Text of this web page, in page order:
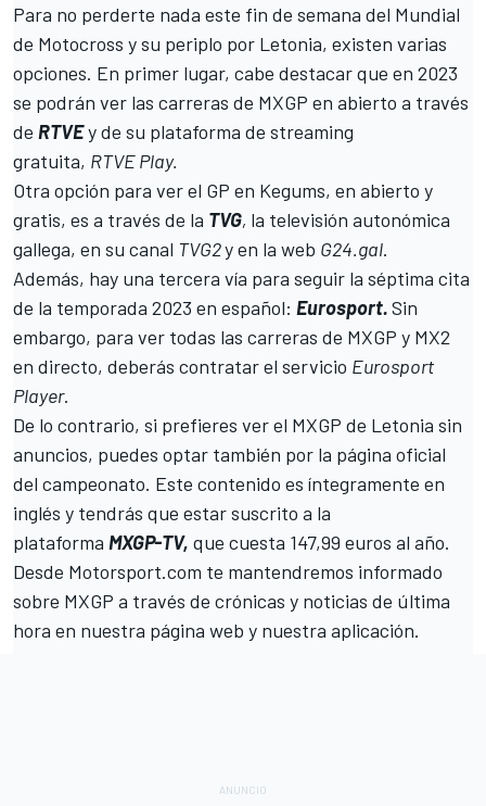
Para no perderte nada este fin de semana del Mundial
de Motocross y su periplo por Letonia, existen varias
opciones. En primer lugar, cabe destacar que en 2023
se podrán ver las carreras de MXGP en abierto a través
de RTVEy de su plataforma de streaming
gratuita, RTVE Play.
Otra opción para ver el GP en Kegums, en abierto y
gratis, es a través de la TVG, la televisión autonómica
gallega, en su canal TVG2y en la web G24.gal.
Además, hay una tercera vía para seguir la séptima cita
de la temporada 2023 en español: Eurosport.Sin
embargo, para ver todas las carreras de MXGP y MX2
en directo, deberás contratar el servicio Eurosport
Player.
De lo contrario, si prefieres ver el MXGP de Letonia sin
anuncios, puedes optar también por la página oficial
del campeonato. Este contenido es íntegramente en
inglés y tendrás que estar suscrito a la
plataforma MXGP-TV, que cuesta 147,99 euros al año.
Desde Motorsport.com te mantendremos informado
sobre MXGP a través de crónicas y noticias de última
hora en nuestra página web y nuestra aplicación.